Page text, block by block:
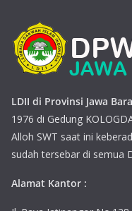
LDII di Provinsi Jawa
1976 di Gedung
Alloh SWT saat ini
sudah tersebar di semua
Alamat Kantor :